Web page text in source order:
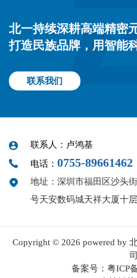
北一持续深耕高端精密
打造民族品牌，用智能
联系我们
联系人：卢鸿基
电话： 0755-89661462
地址：深圳市福田区沙头
号天安数码城天祥大厦十
Copyright © 2026 powered by
司
备案号： 粤ICP